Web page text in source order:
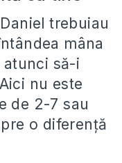
trebuiau
mâna
atunci să-i
nu este
de 2-7 sau
o diferenţă